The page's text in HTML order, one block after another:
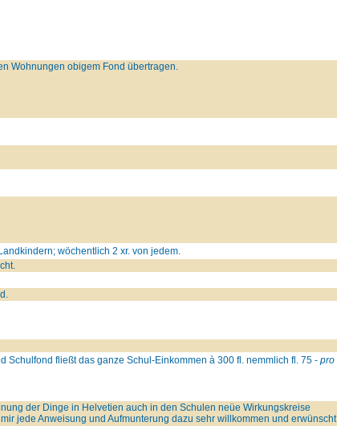
Wohnungen obigem Fond übertragen.
wöchentlich 2 xr. von jedem.
Schulfond fließt das ganze Schul-Einkommen à 300 fl. nemmlich fl. 75 - pro
der Dinge in Helvetien auch in den Schulen neüe Wirkungskreise
jede Anweisung und Aufmunterung dazu sehr willkommen und erwünscht